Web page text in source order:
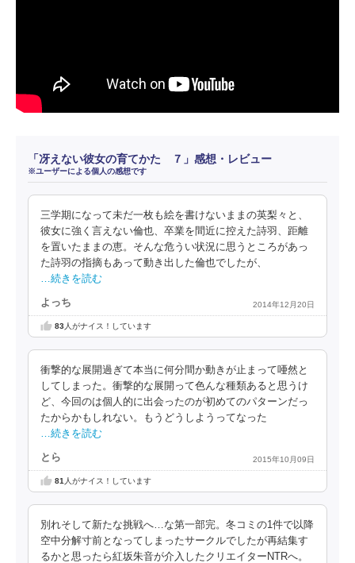
「冴えない彼女の育てかた ７」感想・レビュー
※ユーザーによる個人の感想です
三学期になって未だ一枚も絵を書けないままの英梨々と、
彼女に強く言えない倫也、卒業を間近に控えた詩羽、距離
を置いたままの恵。そんな危うい状況に思うところがあっ
た詩羽の指摘もあって動き出した倫也でしたが、
…続きを読む
よっち 2014年12月20日
83人がナイス！しています
衝撃的な展開過ぎて本当に何分間か動きが止まって唖然と
してしまった。衝撃的な展開って色んな種類あると思うけ
ど、今回のは個人的に出会ったのが初めてのパターンだっ
たからかもしれない。もうどうしようってなった
…続きを読む
とら 2015年10月09日
81 人がナイス！しています
別れそして新たな挑戦へ…な第一部完。冬コミの1件で以降
空中分解寸前となってしまったサークルでしたが再結集す
るかと思ったら紅坂朱音が介入したクリエイターNTRへ。